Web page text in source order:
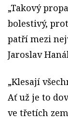
„Takový
bolestivý,
patří mezi
Jaroslav
„Klesají
Ať už je to
ve třetích